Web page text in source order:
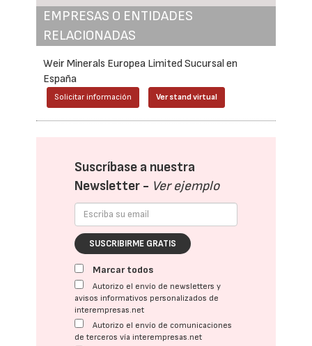
EMPRESAS O ENTIDADES
RELACIONADAS
Weir Minerals Europea Limited Sucursal en
España
Solicitar información Ver stand virtual
Suscríbase a nuestra
Newsletter - Ver ejemplo
SUSCRIBIRME GRATIS
Marcar todos
Autorizo el envío de newsletters y
avisos informativos personalizados de
interempresas.net
Autorizo el envío de comunicaciones
de terceros vía interempresas.net